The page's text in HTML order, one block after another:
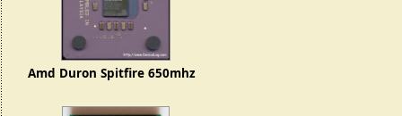
Amd Duron Spitfire 650mhz